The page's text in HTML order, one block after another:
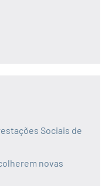
Sociais de
novas